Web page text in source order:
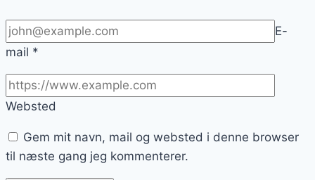
E-
mail *
Websted
Gem mit navn, mail og websted i denne browser
til næste gang jeg kommenterer.